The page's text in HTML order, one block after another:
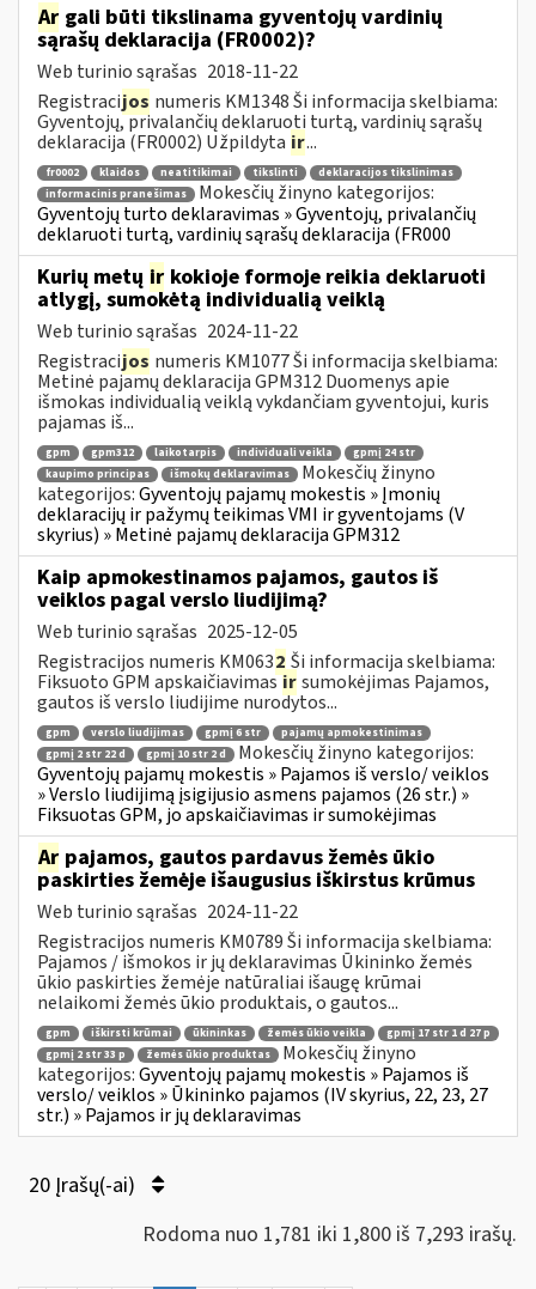
Ar gali būti tikslinama gyventojų vardinių
sąrašų deklaracija (FR0002)?
Web turinio sąrašas 2018-11-22
Registracijos numeris KM1348 Ši informacija skelbiama:
Gyventojų, privalančių deklaruoti turtą, vardinių sąrašų
deklaracija (FR0002) Užpildyta ir...
fr0002 klaidos neatitikimai tikslinti
deklaracijos tikslinimas
informacinis pranešimas
Mokesčių žinyno kategorijos:
Gyventojų turto deklaravimas » Gyventojų, privalančių
deklaruoti turtą, vardinių sąrašų deklaracija (FR000
Kurių metų ir kokioje formoje reikia deklaruoti
atlygį, sumokėtą individualią veiklą
Web turinio sąrašas 2024-11-22
Registracijos numeris KM1077 Ši informacija skelbiama:
Metinė pajamų deklaracija GPM312 Duomenys apie
išmokas individualią veiklą vykdančiam gyventojui, kuris
pajamas iš...
gpm gpm312 laikotarpis individuali veikla
gpmį 24 str
kaupimo principas
išmokų deklaravimas
Mokesčių žinyno
kategorijos:Gyventojų pajamų mokestis » Įmonių
deklaracijų ir pažymų teikimas VMI ir gyventojams (V
skyrius) » Metinė pajamų deklaracija GPM312
Kaip apmokestinamos pajamos, gautos iš
veiklos pagal verslo liudijimą?
Web turinio sąrašas 2025-12-05
Registracijos numeris KM0632 Ši informacija skelbiama:
Fiksuoto GPM apskaičiavimasirsumokėjimas Pajamos,
gautos iš verslo liudijime nurodytos...
gpm verslo liudijimas gpmį 6 str
pajamų apmokestinimas
gpmį 2 str 22 d
gpmį 10 str 2 d
Mokesčių žinyno kategorijos:
Gyventojų pajamų mokestis » Pajamos iš verslo/ veiklos
» Verslo liudijimą įsigijusio asmens pajamos (26 str.) »
Fiksuotas GPM, jo apskaičiavimas ir sumokėjimas
Ar pajamos, gautos pardavus žemės ūkio
paskirties žemėje išaugusius iškirstus krūmus
Web turinio sąrašas 2024-11-22
Registracijos numeris KM0789 Ši informacija skelbiama:
Pajamos / išmokos ir jų deklaravimas Ūkininko žemės
ūkio paskirties žemėje natūraliai išaugę krūmai
nelaikomi žemės ūkio produktais, o gautos...
gpm iškirsti krūmai ūkininkas žemės ūkio veikla
gpmį 17 str 1 d 27 p
gpmį 2 str 33 p
žemės ūkio produktas
Mokesčių žinyno
kategorijos:Gyventojų pajamų mokestis » Pajamos iš
verslo/ veiklos » Ūkininko pajamos (IV skyrius, 22, 23, 27
str.) » Pajamos ir jų deklaravimas
20 Įrašų(-ai)
Rodoma nuo 1,781 iki 1,800 iš 7,293 irašų.